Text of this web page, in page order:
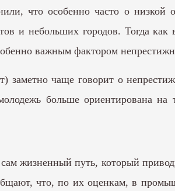
что особенно часто о
и небольших городов. Тогда
важным фактором
заметно чаще говорит о
больше ориентирована
жизненный путь, который
что, по их оценкам, в